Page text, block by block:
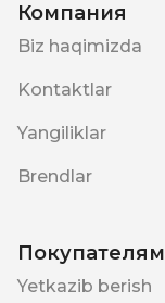
Компания
Biz haqimizda
Kontaktlar
Yangiliklar
Brendlar
Покупателям
Yetkazib berish